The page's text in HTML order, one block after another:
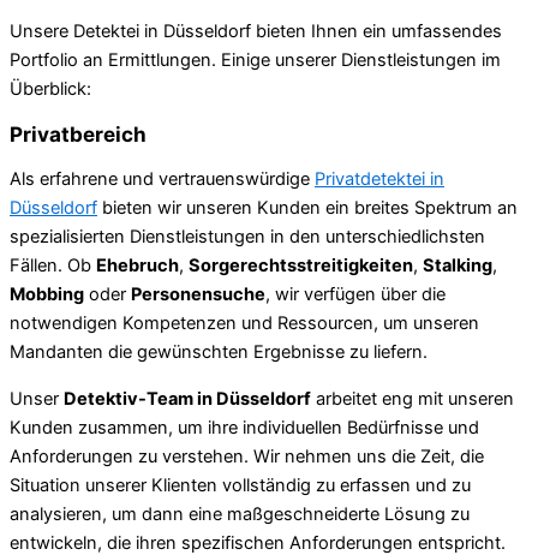
Unsere Detektei in Düsseldorf bieten Ihnen ein umfassendes
Portfolio an Ermittlungen. Einige unserer Dienstleistungen im
Überblick:
Privatbereich
Als erfahrene und vertrauenswürdige Privatdetektei in
Düsseldorf bieten wir unseren Kunden ein breites Spektrum an
spezialisierten Dienstleistungen in den unterschiedlichsten
Fällen. Ob Ehebruch, Sorgerechtsstreitigkeiten, Stalking,
Mobbing oder Personensuche, wir verfügen über die
notwendigen Kompetenzen und Ressourcen, um unseren
Mandanten die gewünschten Ergebnisse zu liefern.
Unser Detektiv-Team in Düsseldorf arbeitet eng mit unseren
Kunden zusammen, um ihre individuellen Bedürfnisse und
Anforderungen zu verstehen. Wir nehmen uns die Zeit, die
Situation unserer Klienten vollständig zu erfassen und zu
analysieren, um dann eine maßgeschneiderte Lösung zu
entwickeln, die ihren spezifischen Anforderungen entspricht.